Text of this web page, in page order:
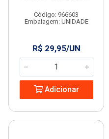
Código: 966603
Embalagem: UNIDADE
R$ 29,95/UN
Adicionar